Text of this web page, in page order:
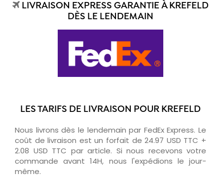
LIVRAISON EXPRESS GARANTIE À KREFELD
DÈS LE LENDEMAIN
LES TARIFS DE LIVRAISON POUR KREFELD
Nous livrons dès le lendemain par FedEx Express. Le
coût de livraison est un forfait de 24.97 USD TTC +
2.08 USD TTC par article. Si nous recevons votre
commande avant 14H, nous l'expédions le jour-
même.